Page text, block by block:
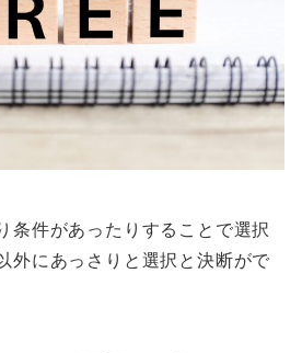
条件があったりすることで選択
外にあっさりと選択と決断がで